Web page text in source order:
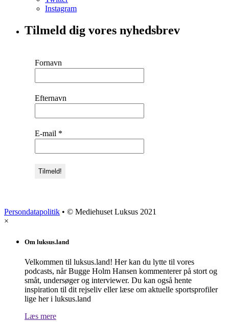
Instagram
Tilmeld dig vores nyhedsbrev
Fornavn
Efternavn
E-mail *
Persondatapolitik • © Mediehuset Luksus 2021
×
Om luksus.land
Velkommen til luksus.land! Her kan du lytte til vores
podcasts, når Bugge Holm Hansen kommenterer på stort og
småt, undersøger og interviewer. Du kan også hente
inspiration til dit rejseliv eller læse om aktuelle sportsprofiler
lige her i luksus.land
Læs mere